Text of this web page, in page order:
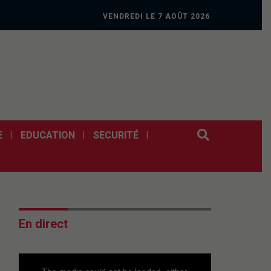
VENDREDI LE 7 AOÛT 2026
EDUCATION SECURITÉ
En direct